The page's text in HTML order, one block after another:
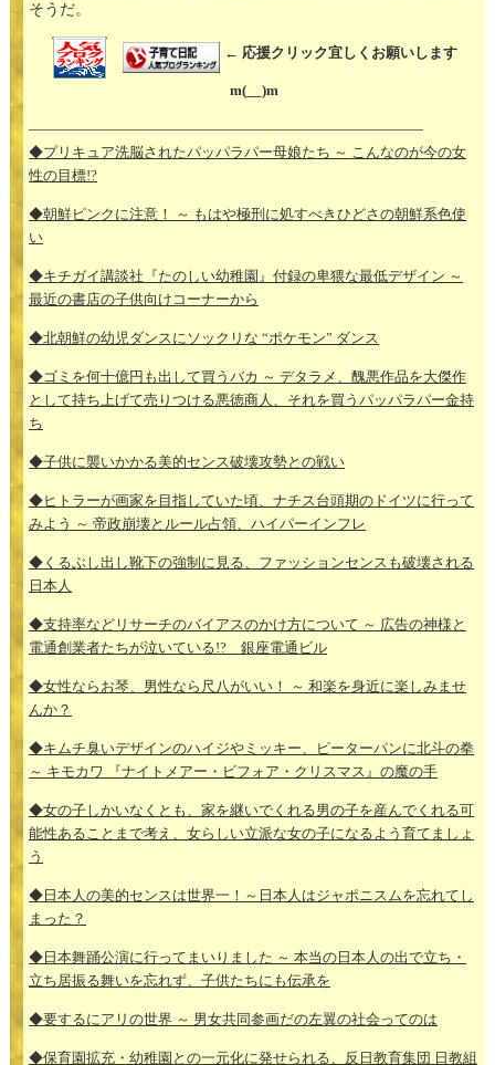
そうだ。
← 応援クリック宜しくお願いします
m(__)m
—————————————————————————–
◆プリキュア洗脳されたパッパラパー母娘たち ～ こんなのが今の女
性の目標!?
◆朝鮮ピンクに注意！ ～ もはや極刑に処すべきひどさの朝鮮系色使
い
◆キチガイ講談社『たのしい幼稚園』付録の卑猥な最低デザイン ～
最近の書店の子供向けコーナーから
◆北朝鮮の幼児ダンスにソックリな “ポケモン” ダンス
◆ゴミを何十億円も出して買うバカ ～ デタラメ、醜悪作品を大傑作
として持ち上げて売りつける悪徳商人、それを買うパッパラパー金持
ち
◆子供に襲いかかる美的センス破壊攻勢との戦い
◆ヒトラーが画家を目指していた頃、ナチス台頭期のドイツに行って
みよう ～ 帝政崩壊とルール占領、ハイパーインフレ
◆くるぶし出し靴下の強制に見る、ファッションセンスも破壊される
日本人
◆支持率などリサーチのバイアスのかけ方について ～ 広告の神様と
電通創業者たちが泣いている!? 銀座電通ビル
◆女性ならお琴、男性なら尺八がいい！ ～ 和楽を身近に楽しみませ
んか？
◆キムチ臭いデザインのハイジやミッキー、ピーターパンに北斗の拳
～ キモカワ 『ナイトメアー・ビフォア・クリスマス』の魔の手
◆女の子しかいなくとも、家を継いでくれる男の子を産んでくれる可
能性あることまで考え、女らしい立派な女の子になるよう育てましょ
う
◆日本人の美的センスは世界一！～日本人はジャポニスムを忘れてし
まった？
◆日本舞踊公演に行ってまいりました ～ 本当の日本人の出で立ち・
立ち居振る舞いを忘れず、子供たちにも伝承を
◆要するにアリの世界 ～ 男女共同参画だの左翼の社会ってのは
◆保育園拡充・幼稚園との一元化に発せられる、反日教育集団 日教組